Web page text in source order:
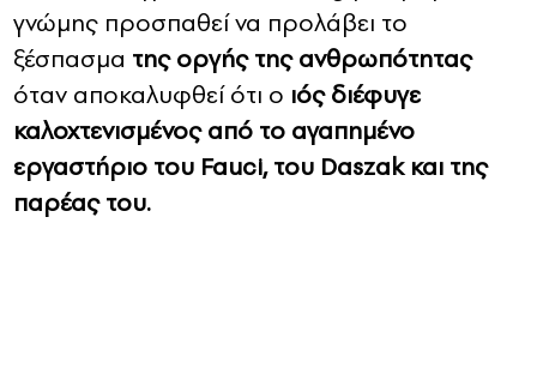
γνώμης προσπαθεί να προλάβει το
ξέσπασμα της οργής της ανθρωπότητας
όταν αποκαλυφθεί ότι ο ιός διέφυγε
καλοχτενισμένος από το αγαπημένο
εργαστήριο του Fauci, του Daszak και της
παρέας του.